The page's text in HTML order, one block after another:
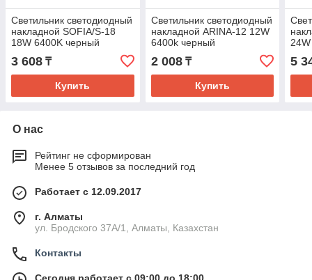
Светильник светодиодный
накладной SOFIA/S-18
18W 6400K черный
3 608 ₸
Купить
Светильник светодиодный
накладной ARINA-12 12W
6400k черный
2 008₸
Купить
5
О нас
Рейтинг не сформирован
Менее 5 отзывов за последний год
Работает с 12.09.2017
г. Алматы
ул. Бродского 37А/1, Алматы, Казахстан
Контакты